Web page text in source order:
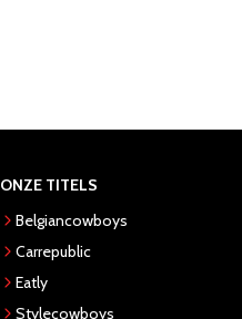
ONZE TITELS
Belgiancowboys
Carrepublic
Eatly
Stylecowboys